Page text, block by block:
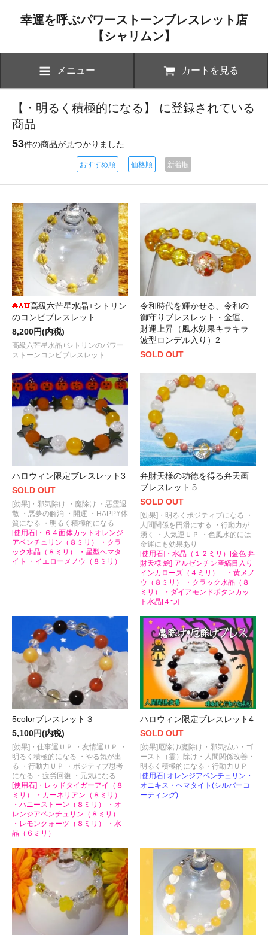
幸運を呼ぶパワーストーンブレスレット店
【シャリムン】
メニュー カートを見る
【・明るく積極的になる】 に登録されている
商品
53件の商品が見つかりました
おすすめ順 価格順 新着順
高級六芒星水晶+シトリン
のコンビブレスレット
8,200円(内税)
高級六芒星水晶+シトリンのパワー
ストーンコンビブレスレット
令和時代を輝かせる、令和の
御守りブレスレット・金運、
財運上昇（風水効果キラキラ
波型ロンデル入り）2
SOLD OUT
ハロウィン限定ブレスレット3
SOLD OUT
[効果]・邪気除け ・魔除け ・悪霊退
散 ・悪夢の解消 ・開運 ・HAPPY体
質になる ・明るく積極的になる
[使用石]・６４面体カットオレンジ
アベンチュリン（８ミリ） ・クラ
ック水晶（８ミリ） ・星型ヘマタ
イト ・イエローメノウ（８ミリ）
弁財天様の功徳を得る弁天画
ブレスレット５
SOLD OUT
[効果]・明るくポジティブになる ・
人間関係を円滑にする ・行動力が
湧く ・人気運ＵＰ ・色風水的には
金運にも効果あり
[使用石]・水晶（１２ミリ）[金色 弁
財天様 絵] アルゼンチン産縞目入り
インカローズ（４ミリ） ・黄メノ
ウ（８ミリ） ・クラック水晶（８
ミリ） ・ダイアモンドボタンカッ
ト水晶[４つ]
5colorブレスレット３
5,100円(内税)
[効果]・仕事運ＵＰ ・友情運ＵＰ ・
明るく積極的になる ・やる気が出
る ・行動力ＵＰ ・ポジティブ思考
になる ・疲労回復 ・元気になる
[使用石]・レッドタイガーアイ（８
ミリ） ・カーネリアン（８ミリ）
・ハニーストーン（８ミリ） ・オ
レンジアベンチュリン（８ミリ）
・レモンクォーツ（８ミリ） ・水
晶（６ミリ）
ハロウィン限定ブレスレット4
SOLD OUT
[効果]厄除け/魔除け・邪気払い・ゴ
ースト（霊）除け・人間関係改善・
明るく積極的になる・行動力ＵＰ
[使用石] オレンジアベンチュリン・
オニキス・ヘマタイト(シルバーコ
ーティング)